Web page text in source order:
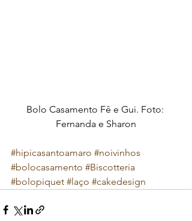
Bolo Casamento Fê e Gui. Foto:
Fernanda e Sharon
#hipicasantoamaro #noivinhos
#bolocasamento #Biscotteria
#bolopiquet #laço #cakedesign